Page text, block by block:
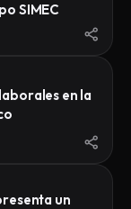
SIMEC
en la
un